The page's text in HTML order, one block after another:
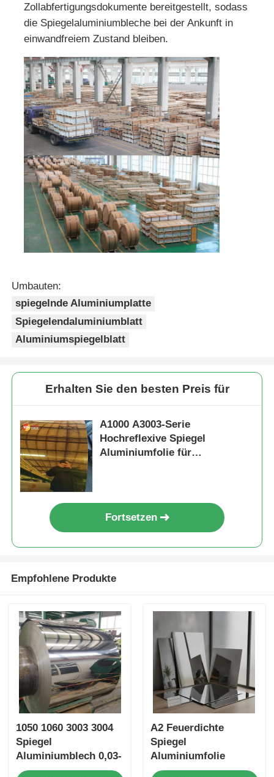
Zollabfertigungsdokumente bereitgestellt, sodass
die Spiegelaluminiumbleche bei der Ankunft in
einwandfreiem Zustand bleiben.
Umbauten:
spiegelnde Aluminiumplatte
Spiegelendaluminiumblatt
Aluminiumspiegelblatt
Erhalten Sie den besten Preis für
A1000 A3003-Serie
Hochreflexive Spiegel
Aluminiumfolie für
Fortsetzen
Empfohlene Produkte
1050 1060 3003 3004
Spiegel
Aluminiumblech 0,03-
0,08 mm
A2 Feuerdichte
Spiegel
Aluminiumfolie
Ultraleichtgewicht